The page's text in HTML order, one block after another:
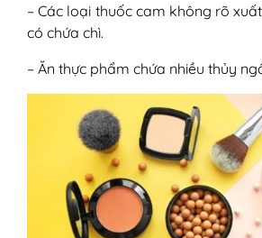
– Các loại thuốc cam không rõ
có chứa chì.
– Ăn thực phẩm chứa nhiều thủy